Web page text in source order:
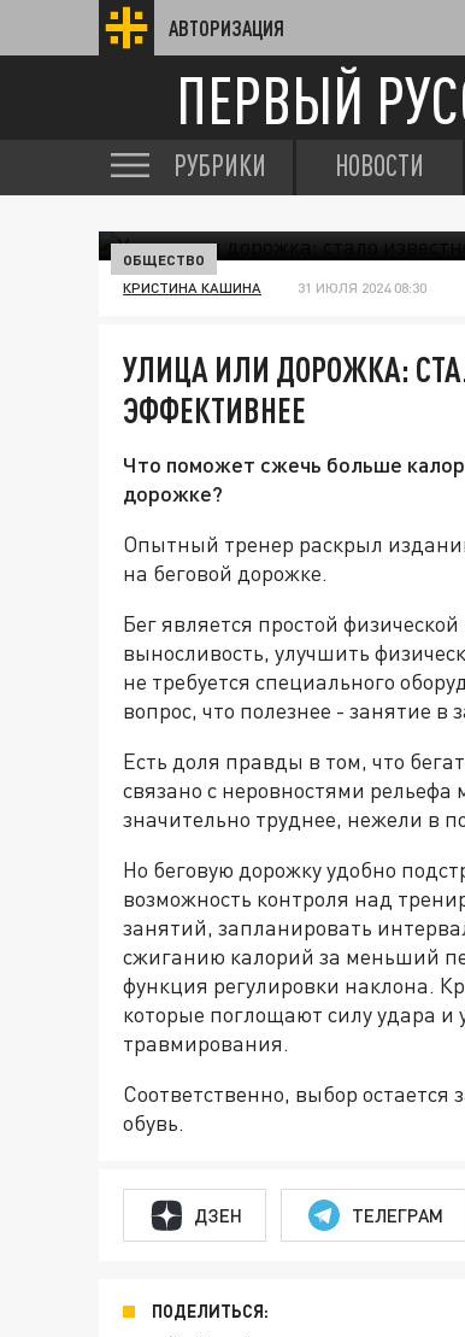
АВТОРИЗАЦИЯ
ПЕРВЫЙ
РУБРИКИ НОВОСТИ
ОБЩЕСТВО
КРИСТИНА КАШИНА 31 ИЮЛЯ 2024 08:30
УЛИЦА ИЛИ ДОРОЖКА:
ЭФФЕКТИВНЕЕ
Что поможет сжечь больше
дорожке?
Опытный тренер раскрыл
на беговой дорожке.
Бег является простой
выносливость, улучшить
не требуется специального
вопрос, что полезнее - занятие в
Есть доля правды в том, что
связано с неровностями рельефа
значительно труднее, нежели в
Но беговую дорожку удобно
возможность контроля над
занятий, запланировать
сжиганию калорий за меньший
функция регулировки наклона.
которые поглощают силу удара
травмирования.
Соответственно, выбор
обувь.
ДЗЕН ТЕЛЕГРАМ
ПОДЕЛИТЬСЯ: